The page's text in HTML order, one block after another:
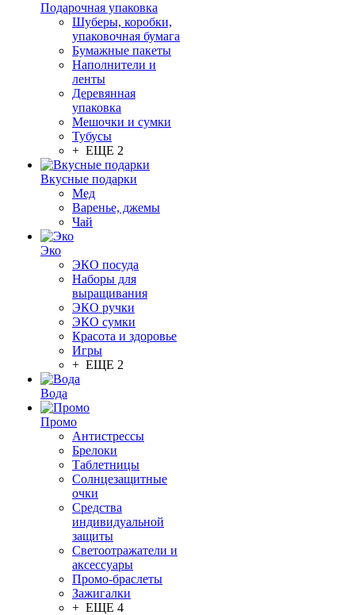
Подарочная упаковка
Шуберы, коробки,
упаковочная бумага
Бумажные пакеты
Наполнители и
ленты
Деревянная
упаковка
Мешочки и сумки
Тубусы
+ ЕЩЕ 2
Вкусные подарки
Мед
Варенье, джемы
Чай
Эко
ЭКО посуда
Наборы для
выращивания
ЭКО ручки
ЭКО сумки
Красота и здоровье
Игры
+ ЕЩЕ 2
Вода
Промо
Антистрессы
Брелоки
Таблетницы
Солнцезащитные
очки
Средства
индивидуальной
защиты
Светоотражатели и
аксессуары
Промо-браслеты
Зажигалки
+ ЕЩЕ 4